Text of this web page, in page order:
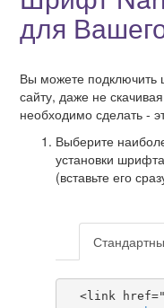
для
Вы можете подключить
сайту, даже не
необходимо сделать -
Выберите
установки
(вставьте его
  <link href="